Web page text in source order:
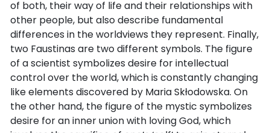
of both, their way of life and their relationships with
other people, but also describe fundamental
differences in the worldviews they represent. Finally,
two Faustinas are two different symbols. The figure
of a scientist symbolizes desire for intellectual
control over the world, which is constantly changing
like elements discovered by Maria Skłodowska. On
the other hand, the figure of the mystic symbolizes
desire for an inner union with loving God, which